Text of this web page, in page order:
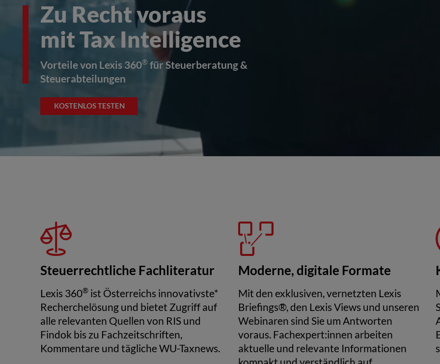
Zu Recht voraus
mit Tax Intelligence
Vorteile von Lexis 360®für Steuerberatung &
Steuerabteilungen
KOSTENLOS TESTEN
Steuerrechtliche Fachliteratur
Lexis 360®ist Österreichs innovativste*
Recherchelösung und bietet Zugriff auf
alle relevanten Quellen von RIS und
Findok bis zu Fachzeitschriften,
Kommentare und tägliche WU-Taxnews.
Moderne, digitale Formate
Mit den exklusiven, vernetzten Lexis
Briefings®, den Lexis Views und unseren
Webinaren sind Sie um Antworten
voraus. Fachexpert:innen arbeiten
aktuelle und relevante Informationen